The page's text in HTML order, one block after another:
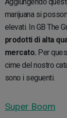
marijuana si
elevati. In GB The
prodotti di alta
mercato. Per
cime del nostro
sono i seguenti.
Super Boom